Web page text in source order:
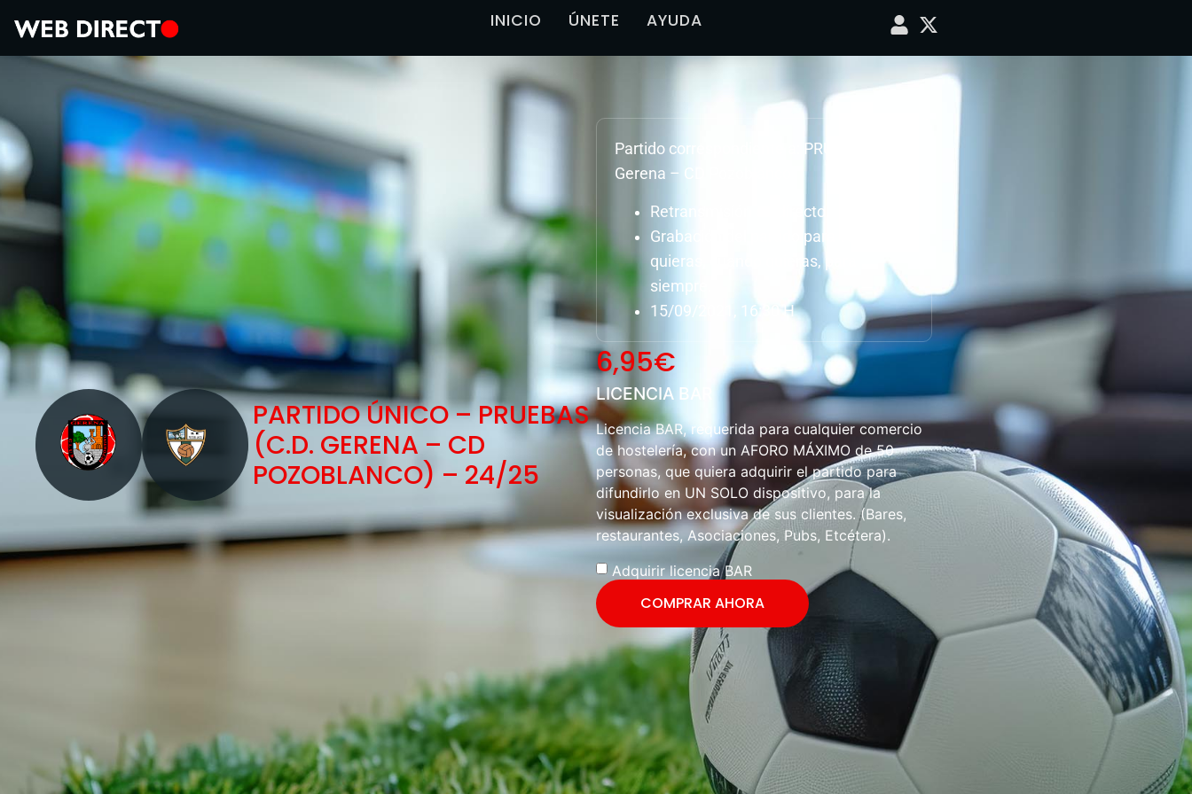
INICIO ÚNETE AYUDA
PARTIDO ÚNICO – PRUEBAS
(C.D. GERENA – CD
POZOBLANCO) – 24/25
Partido correspondiente a: PRUEBAS, C.D.
Gerena – CD Pozoblanco
Retransmisión en directo.
Grabación del partido para ver como
quieras, cuando quieras, para
siempre.
15/09/2021, 16:30 H
6,95€
LICENCIA BAR
Licencia BAR, requerida para cualquier comercio
de hostelería, con un AFORO MÁXIMO de 50
personas, que quiera adquirir el partido para
difundirlo en UN SOLO dispositivo, para la
visualización exclusiva de sus clientes. (Bares,
restaurantes, Asociaciones, Pubs, Etcétera).
Adquirir licencia BAR
COMPRAR AHORA